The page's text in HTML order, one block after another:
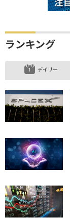
ランキング
デイリー